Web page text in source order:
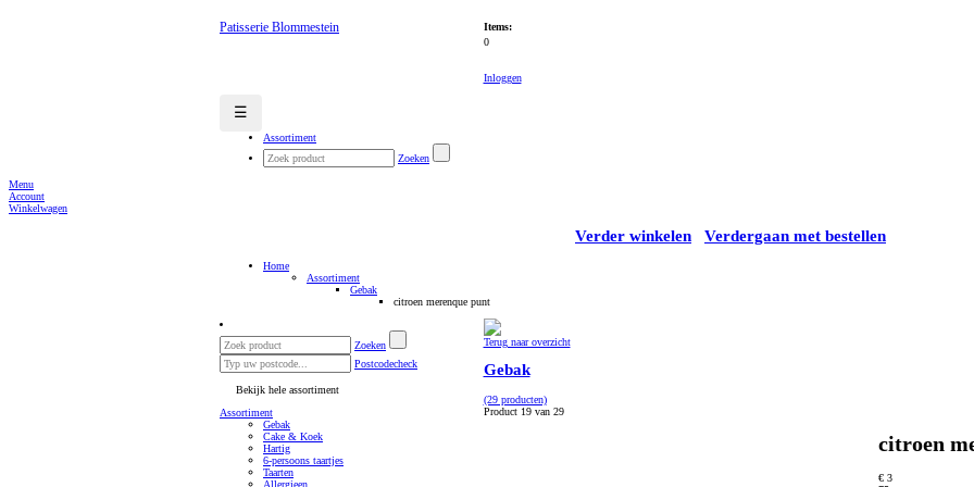
Patisserie Blommestein
Items:
0
Inloggen
☰
Assortiment
Zoeken
Menu
Account
Winkelwagen
Verder winkelen Verdergaan met bestellen
Home
Assortiment
Gebak
citroen merenque punt
Zoeken
Postcodecheck
Bekijk hele assortiment
Assortiment
Gebak
Cake & Koek
Hartig
6-persoons taartjes
Taarten
Allergieen
Terug naar overzicht
Gebak
(29 producten)
Product 19 van 29
citroen
€ 3